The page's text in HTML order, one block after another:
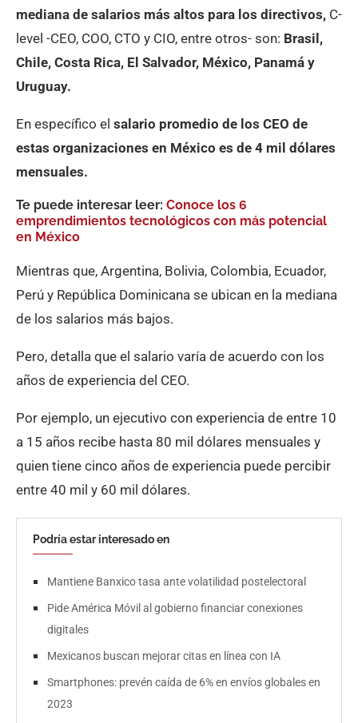
mediana de salarios más altos para los directivos, C-
level -CEO, COO, CTO y CIO, entre otros- son: Brasil,
Chile, Costa Rica, El Salvador, México, Panamá y
Uruguay.
En específico el salario promedio de los CEO de
estas organizaciones en México es de 4 mil dólares
mensuales.
Te puede interesar leer: Conoce los 6
emprendimientos tecnológicos con más potencial
en México
Mientras que, Argentina, Bolivia, Colombia, Ecuador,
Perú y República Dominicana se ubican en la mediana
de los salarios más bajos.
Pero, detalla que el salario varía de acuerdo con los
años de experiencia del CEO.
Por ejemplo, un ejecutivo con experiencia de entre 10
a 15 años recibe hasta 80 mil dólares mensuales y
quien tiene cinco años de experiencia puede percibir
entre 40 mil y 60 mil dólares.
Podría estar interesado en
Mantiene Banxico tasa ante volatilidad postelectoral
Pide América Móvil al gobierno financiar conexiones
digitales
Mexicanos buscan mejorar citas en línea con IA
Smartphones: prevén caída de 6% en envíos globales en
2023